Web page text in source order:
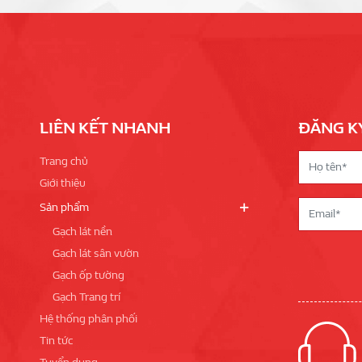
LIÊN KẾT NHANH
Trang chủ
Giới thiệu
Sản phẩm
Gạch lát nền
Gạch lát sân vườn
Gạch ốp tường
Gạch Trang trí
Hệ thống phân phối
Tin tức
ĐĂNG